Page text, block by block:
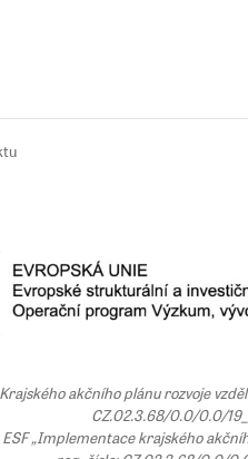
akčního plánu rozvoje
CZ.02.3.68/0.0/0.0/
„Implementace krajského